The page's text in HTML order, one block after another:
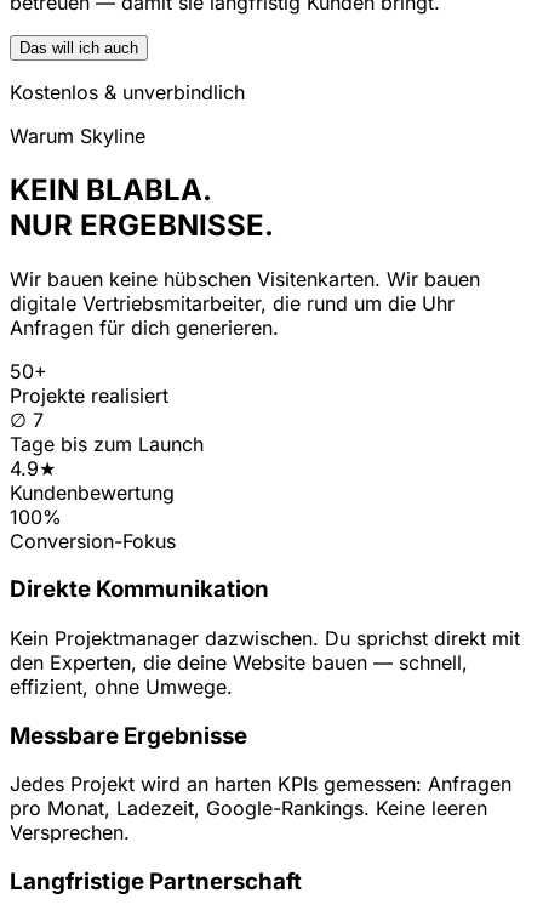
Das will ich auch
Kostenlos & unverbindlich
Warum Skyline
KEIN BLABLA.
NUR ERGEBNISSE.
Wir bauen keine hübschen Visitenkarten. Wir bauen
digitale Vertriebsmitarbeiter, die rund um die Uhr
Anfragen für dich generieren.
50+
Projekte realisiert
∅ 7
Tage bis zum Launch
4.9★
Kundenbewertung
100%
Conversion-Fokus
Direkte Kommunikation
Kein Projektmanager dazwischen. Du sprichst direkt mit
den Experten, die deine Website bauen — schnell,
effizient, ohne Umwege.
Messbare Ergebnisse
Jedes Projekt wird an harten KPIs gemessen: Anfragen
pro Monat, Ladezeit, Google-Rankings. Keine leeren
Versprechen.
Langfristige Partnerschaft